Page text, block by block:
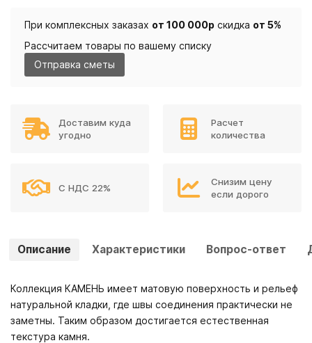
При комплексных заказах от 100 000р скидка от 5%
Рассчитаем товары по вашему списку
Отправка сметы
Доставим куда
угодно
Расчет
количества
С НДС 22%
Снизим цену
если дорого
Описание Характеристики Вопрос-ответ
Коллекция КАМЕНЬ имеет матовую поверхность и рельеф
натуральной кладки, где швы соединения практически не
заметны. Таким образом достигается естественная
текстура камня.